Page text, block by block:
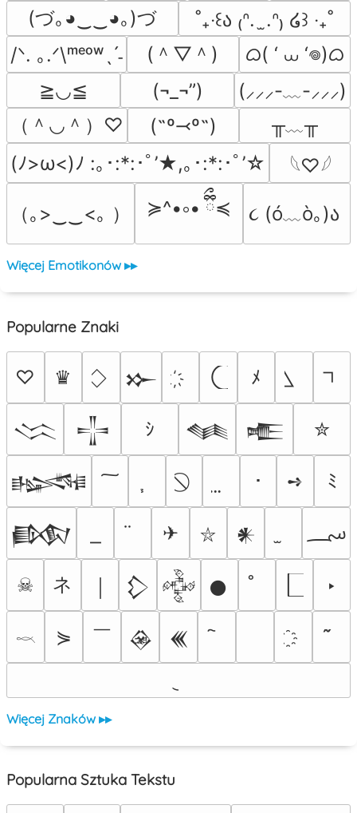
(づ｡◕‿‿◕｡)づ
˚₊‧꒰ა ₍ᐢ.  ̫.ᐢ₎ ໒꒱ ‧₊˚
/ᐠ. ｡.ᐟ\ᵐᵉᵒʷˎˊ˗
(＾▽＾)
ᜊ( ‘ ⩊ ‘𖦹)ᜊ
≧◡≦
(¬_¬”)
(⸝⸝⸝-﹏-⸝⸝⸝)
（＾◡＾）♡
(˶º⤙º˶)
╥﹏╥
(ﾉ>ω<)ﾉ :｡･:*:･ﾟ’★,｡･:*:･ﾟ’☆
𓆩♡𓆪
（｡>‿‿<｡ ） ≽^•༚• ྀིྀ≼ ૮ (ó﹏ò｡)ა
Więcej Emotikonów ▸▸
Popularne Znaki
♡ ♛ 𒁍 ﾒ
𒈱 𒋲 ｼ 𒈝 𒍫 ✮
𒈙 ･ ➺ ﾐ
𒁃 ✈ ⛥ 𒀭 ؄
☠ ネ 𒁷 𒅒 𒊹 ‣
𓎖 ⋟ ￣ 𒊲 𒌍
Więcej Znaków ▸▸
Popularna Sztuka Tekstu